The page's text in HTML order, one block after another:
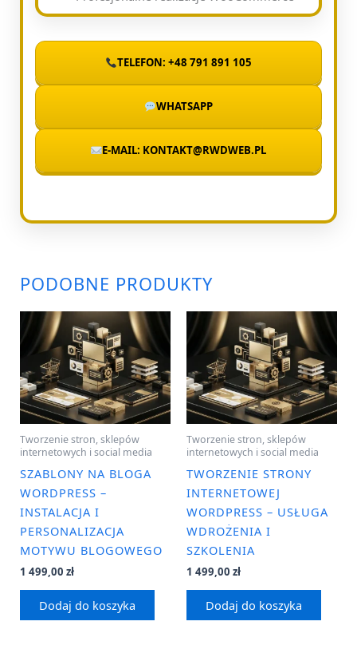
TELEFON: +48 791 891 105
WHATSAPP
E-MAIL: KONTAKT@RWDWEB.PL
PODOBNE PRODUKTY
Tworzenie stron, sklepów
internetowych i social media
SZABLONY NA BLOGA
WORDPRESS –
INSTALACJA I
PERSONALIZACJA
MOTYWU BLOGOWEGO
1 499,00 zł
Dodaj do koszyka
Tworzenie stron, sklepów
internetowych i social media
TWORZENIE STRONY
INTERNETOWEJ
WORDPRESS – USŁUGA
WDROŻENIA I
SZKOLENIA
1 499,00 zł
Dodaj do koszyka